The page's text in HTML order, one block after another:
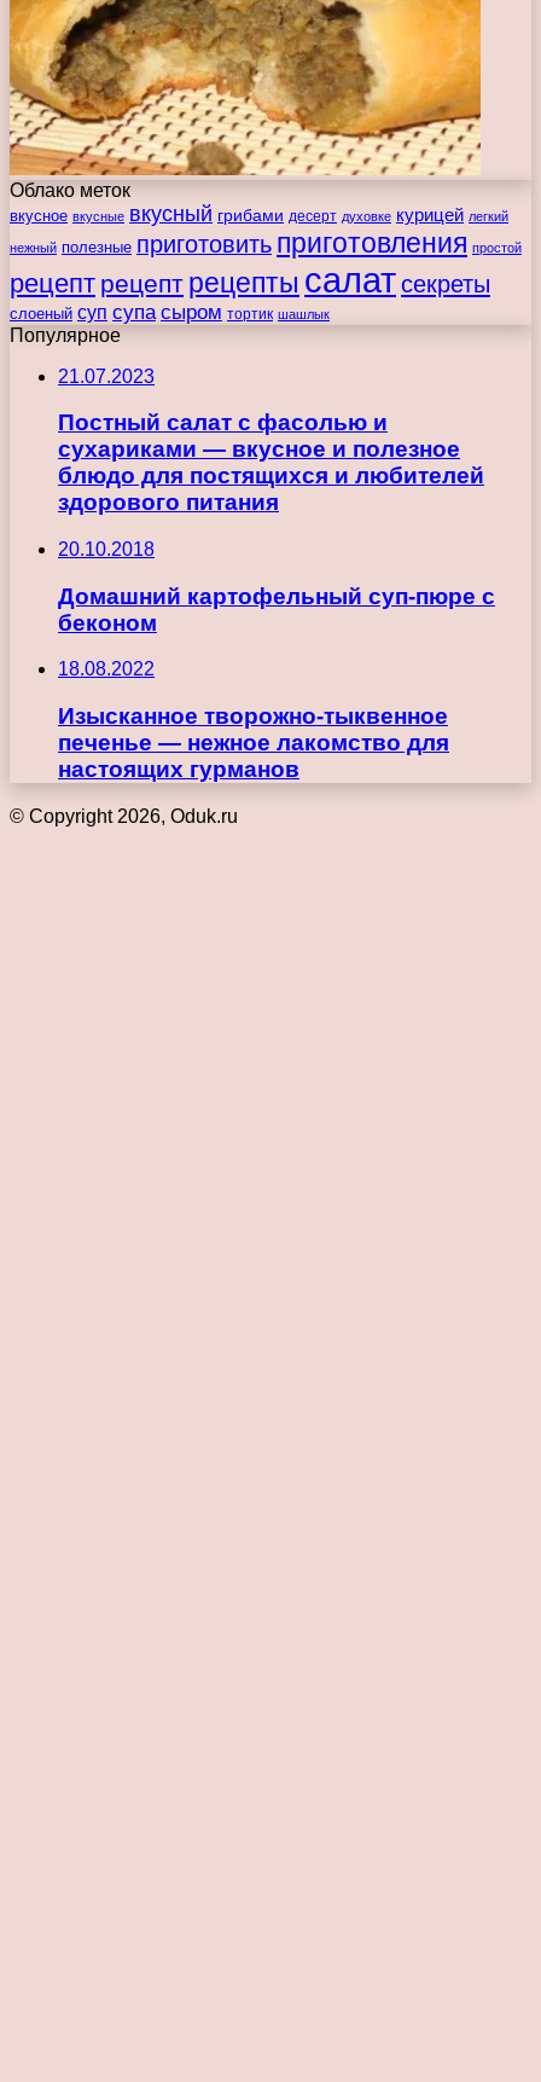
Облако меток
вкусное вкусные вкусный грибами десерт духовке курицей легкий
нежный полезные приготовить приготовления простой
рецепт рецепт рецепты салатсекреты
слоеный суп супа сыром тортик шашлык
Популярное
21.07.2023
Постный салат с фасолью и
сухариками — вкусное и полезное
блюдо для постящихся и любителей
здорового питания
20.10.2018
Домашний картофельный суп-пюре с
беконом
18.08.2022
Изысканное творожно-тыквенное
печенье — нежное лакомство для
настоящих гурманов
© Copyright 2026, Oduk.ru